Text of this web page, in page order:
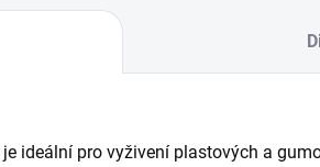
je ideální pro vyživení plastových a